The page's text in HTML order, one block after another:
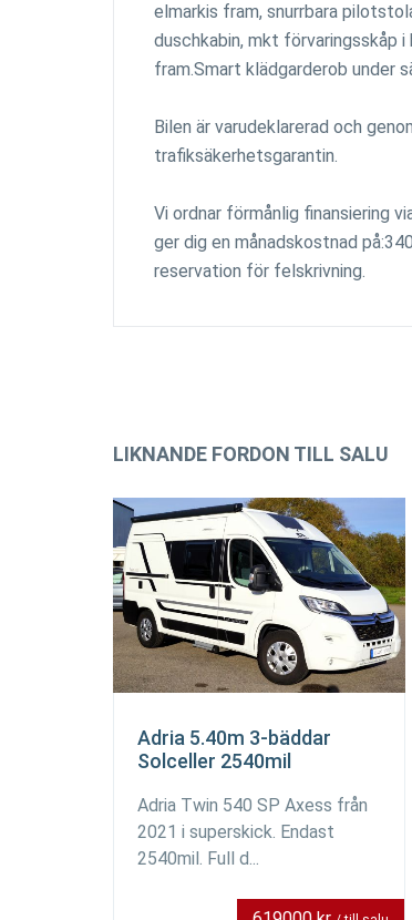
elmarkis fram, snurrbara
duschkabin, mkt förvaringsskåp
fram.Smart klädgarderob under
Bilen är varudeklarerad och
trafiksäkerhetsgarantin.
Vi ordnar förmånlig finansiering
ger dig en månadskostnad
reservation för felskrivning.
LIKNANDE FORDON TILL SALU
Adria 5.40m 3-bäddar
Solceller 2540mil
Adria Twin 540 SP Axess från
2021 i superskick. Endast
2540mil. Full d...